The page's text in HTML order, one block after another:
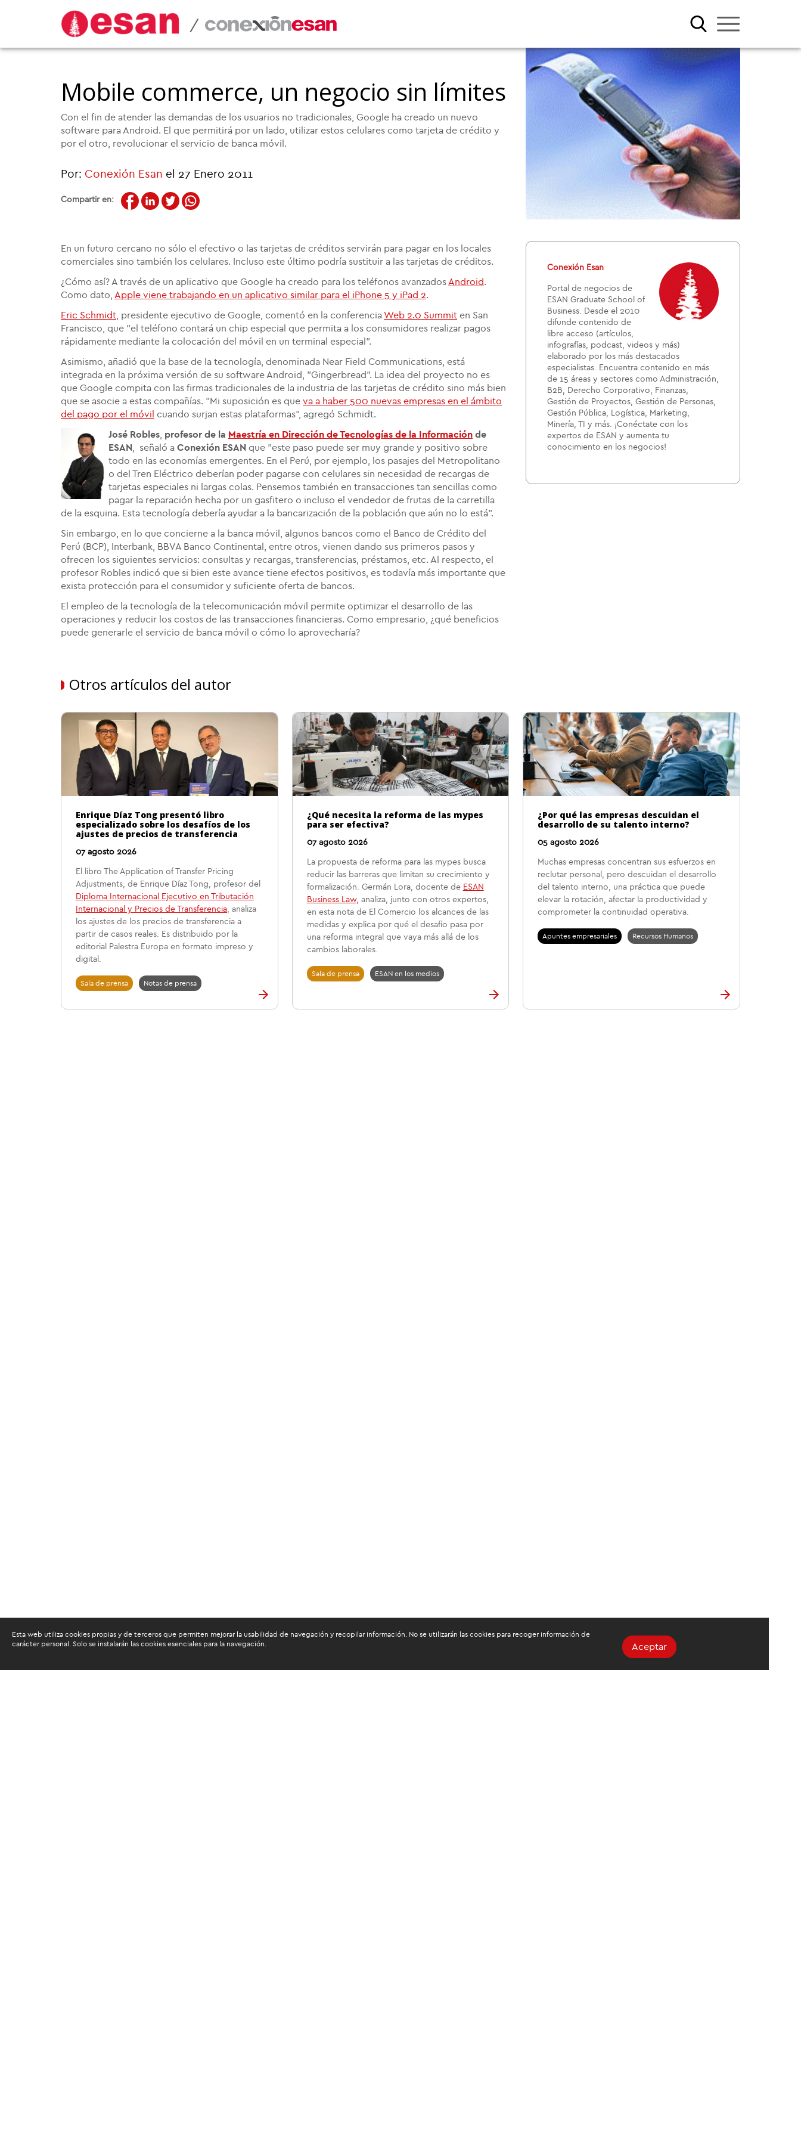
/
Mobile commerce, un negocio sin límites
Con el fin de atender las demandas de los usuarios no tradicionales, Google ha creado un nuevo
software para Android. El que permitirá por un lado, utilizar estos celulares como tarjeta de crédito y
por el otro, revolucionar el servicio de banca móvil.
Por: Conexión Esan el 27 Enero 2011
Compartir en:
En un futuro cercano no sólo el efectivo o las tarjetas de créditos servirán para pagar en los locales
comerciales sino también los celulares. Incluso este último podría sustituir a las tarjetas de créditos.
¿Cómo así? A través de un aplicativo que Google ha creado para los teléfonos avanzados Android.
Como dato, Apple viene trabajando en un aplicativo similar para el iPhone 5 y iPad 2.
Eric Schmidt , presidente ejecutivo de Google, comentó en la conferenciaWeb 2.0 Summit en San
Francisco, que "el teléfono contará un chip especial que permita a los consumidores realizar pagos
rápidamente mediante la colocación del móvil en un terminal especial".
Asimismo, añadió que la base de la tecnología, denominada Near Field Communications, está
integrada en la próxima versión de su software Android, "Gingerbread". La idea del proyecto no es
que Google compita con las firmas tradicionales de la industria de las tarjetas de crédito sino más bien
que se asocie a estas compañías. "Mi suposición es que va a haber 500 nuevas empresas en el ámbito
del pago por el móvil cuando surjan estas plataformas", agregó Schmidt.
José Robles profesor de la Maestría en Dirección de Tecnologías de la Información de
ESAN
, señaló a Conexión ESAN que "este paso puede ser muy grande y positivo sobre
todo en las economías emergentes. En el Perú, por ejemplo, los pasajes del Metropolitano
o del Tren Eléctrico deberían poder pagarse con celulares sin necesidad de recargas de
tarjetas especiales ni largas colas. Pensemos también en transacciones tan sencillas como
pagar la reparación hecha por un gasfitero o incluso el vendedor de frutas de la carretilla
de la esquina. Esta tecnología debería ayudar a la bancarización de la población que aún no lo está".
Sin embargo, en lo que concierne a la banca móvil, algunos bancos como el Banco de Crédito del
Perú (BCP), Interbank, BBVA Banco Continental, entre otros, vienen dando sus primeros pasos y
ofrecen los siguientes servicios: consultas y recargas, transferencias, préstamos, etc. Al respecto, el
profesor Robles indicó que si bien este avance tiene efectos positivos, es todavía más importante que
exista protección para el consumidor y suficiente oferta de bancos.
El empleo de la tecnología de la telecomunicación móvil permite optimizar el desarrollo de las
operaciones y reducir los costos de las transacciones financieras. Como empresario, ¿qué beneficios
puede generarle el servicio de banca móvil o cómo lo aprovecharía?
Conexión Esan
Portal de negocios de
ESAN Graduate School of
Business. Desde el 2010
difunde contenido de
libre acceso (artículos,
infografías, podcast, videos y más)
elaborado por los más destacados
especialistas. Encuentra contenido en más
de 15 áreas y sectores como Administración,
B2B, Derecho Corporativo, Finanzas,
Gestión de Proyectos, Gestión de Personas,
Gestión Pública, Logística, Marketing,
Minería, TI y más. ¡Conéctate con los
expertos de ESAN y aumenta tu
conocimiento en los negocios!
Otros artículos del autor
Enrique Díaz Tong presentó libro
especializado sobre los desafíos de los
ajustes de precios de transferencia
07 agosto 2026
El libro The Application of Transfer Pricing
Adjustments, de Enrique Díaz Tong, profesor del
Diploma Internacional Ejecutivo en Tributación
Internacional y Precios de Transferencia , analiza
los ajustes de los precios de transferencia a
partir de casos reales. Es distribuido por la
editorial Palestra Europa en formato impreso y
digital.
Sala de prensa Notas de prensa
¿Qué necesita la reforma de las mypes
para ser efectiva?
07 agosto 2026
La propuesta de reforma para las mypes busca
reducir las barreras que limitan su crecimiento y
formalización. Germán Lora, docente de ESAN
Business Law, analiza, junto con otros expertos,
en esta nota de El Comercio los alcances de las
medidas y explica por qué el desafío pasa por
una reforma integral que vaya más allá de los
cambios laborales.
Sala de prensa ESAN en los medios
¿Por qué las empresas descuidan el
desarrollo de su talento interno?
05 agosto 2026
Muchas empresas concentran sus esfuerzos en
reclutar personal, pero descuidan el desarrollo
del talento interno, una práctica que puede
elevar la rotación, afectar la productividad y
comprometer la continuidad operativa.
Apuntes empresariales Recursos Humanos
Esta web utiliza cookies propias y de terceros que permiten mejorar la usabilidad de navegación y recopilar información. No se utilizarán las cookies para recoger información de
carácter personal. Solo se instalarán las cookies esenciales para la navegación.
Aceptar